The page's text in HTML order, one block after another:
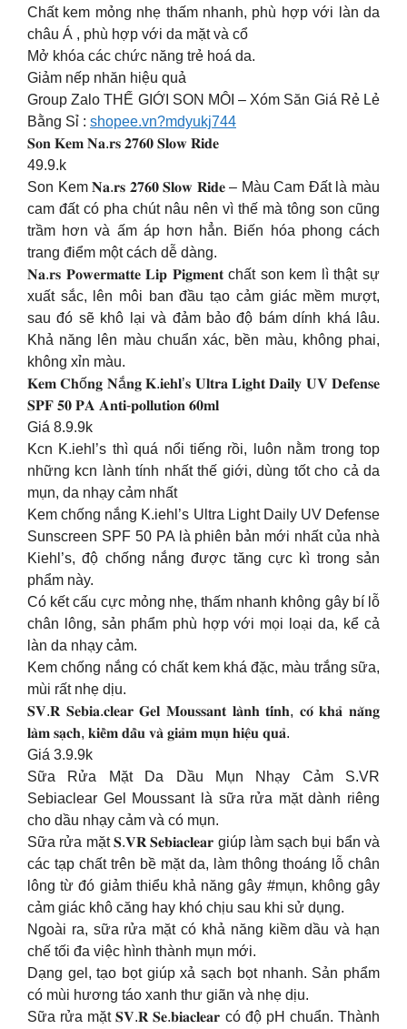
Chất kem mỏng nhẹ thấm nhanh, phù hợp với làn da
châu Á , phù hợp với da mặt và cổ
Mở khóa các chức năng trẻ hoá da.
Giảm nếp nhăn hiệu quả
Group Zalo THẾ GIỚI SON MÔI – Xóm Săn Giá Rẻ Lẻ
Bằng Sỉ : shopee.vn?mdyukj744
𝐒𝐨𝐧 𝐊𝐞𝐦 𝐍𝐚.𝐫𝐬 𝟐𝟕𝟔𝟎 𝐒𝐥𝐨𝐰 𝐑𝐢𝐝𝐞
49.9.k
Son Kem 𝐍𝐚.𝐫𝐬 𝟐𝟕𝟔𝟎 𝐒𝐥𝐨𝐰 𝐑𝐢𝐝𝐞 – Màu Cam Đất là màu
cam đất có pha chút nâu nên vì thế mà tông son cũng
trầm hơn và ấm áp hơn hẳn. Biến hóa phong cách
trang điểm một cách dễ dàng.
𝐍𝐚.𝐫𝐬 𝐏𝐨𝐰𝐞𝐫𝐦𝐚𝐭𝐭𝐞 𝐋𝐢𝐩 𝐏𝐢𝐠𝐦𝐞𝐧𝐭 chất son kem lì thật sự
xuất sắc, lên môi ban đầu tạo cảm giác mềm mượt,
sau đó sẽ khô lại và đảm bảo độ bám dính khá lâu.
Khả năng lên màu chuẩn xác, bền màu, không phai,
không xỉn màu.
𝐊𝐞𝐦 𝐂𝐡ố𝐧𝐠 𝐍ắ𝐧𝐠 𝐊.𝐢𝐞𝐡𝐥’𝐬 𝐔𝐥𝐭𝐫𝐚 𝐋𝐢𝐠𝐡𝐭 𝐃𝐚𝐢𝐥𝐲 𝐔𝐕 𝐃𝐞𝐟𝐞𝐧𝐬𝐞
𝐒𝐏𝐅 𝟓𝟎 𝐏𝐀 𝐀𝐧𝐭𝐢-𝐩𝐨𝐥𝐥𝐮𝐭𝐢𝐨𝐧 𝟔𝟎𝐦𝐥
Giá 8.9.9k
Kcn K.iehl’s thì quá nổi tiếng rồi, luôn nằm trong top
những kcn lành tính nhất thế giới, dùng tốt cho cả da
mụn, da nhạy cảm nhất
Kem chống nắng K.iehl’s Ultra Light Daily UV Defense
Sunscreen SPF 50 PA là phiên bản mới nhất của nhà
Kiehl’s, độ chống nắng được tăng cực kì trong sản
phẩm này.
Có kết cấu cực mỏng nhẹ, thấm nhanh không gây bí lỗ
chân lông, sản phẩm phù hợp với mọi loại da, kể cả
làn da nhạy cảm.
Kem chống nắng có chất kem khá đặc, màu trắng sữa,
mùi rất nhẹ dịu.
𝐒𝐕.𝐑 𝐒𝐞𝐛𝐢𝐚.𝐜𝐥𝐞𝐚𝐫 𝐆𝐞𝐥 𝐌𝐨𝐮𝐬𝐬𝐚𝐧𝐭 𝐥𝐚̀𝐧𝐡 𝐭𝐢́𝐧𝐡, 𝐜𝐨́ 𝐤𝐡𝐚̉ 𝐧𝐚̆𝐧𝐠
𝐥𝐚̀𝐦 𝐬𝐚̣𝐜𝐡, 𝐤𝐢𝐞̂̀𝐦 𝐝𝐚̂̀𝐮 𝐯𝐚̀ 𝐠𝐢𝐚̉𝐦 𝐦𝐮̣𝐧 𝐡𝐢𝐞̣̂𝐮 𝐪𝐮𝐚̉.
Giá 3.9.9k
Sữa Rửa Mặt Da Dầu Mụn Nhạy Cảm S.VR
Sebiaclear Gel Moussant là sữa rửa mặt dành riêng
cho dầu nhạy cảm và có mụn.
Sữa rửa mặt 𝐒.𝐕𝐑 𝐒𝐞𝐛𝐢𝐚𝐜𝐥𝐞𝐚𝐫 giúp làm sạch bụi bẩn và
các tạp chất trên bề mặt da, làm thông thoáng lỗ chân
lông từ đó giảm thiểu khả năng gây #mụn, không gây
cảm giác khô căng hay khó chịu sau khi sử dụng.
Ngoài ra, sữa rửa mặt có khả năng kiềm dầu và hạn
chế tối đa việc hình thành mụn mới.
Dạng gel, tạo bọt giúp xả sạch bọt nhanh. Sản phẩm
có mùi hương táo xanh thư giãn và nhẹ dịu.
Sữa rửa mặt 𝐒𝐕.𝐑 𝐒𝐞.𝐛𝐢𝐚𝐜𝐥𝐞𝐚𝐫 có độ pH chuẩn. Thành